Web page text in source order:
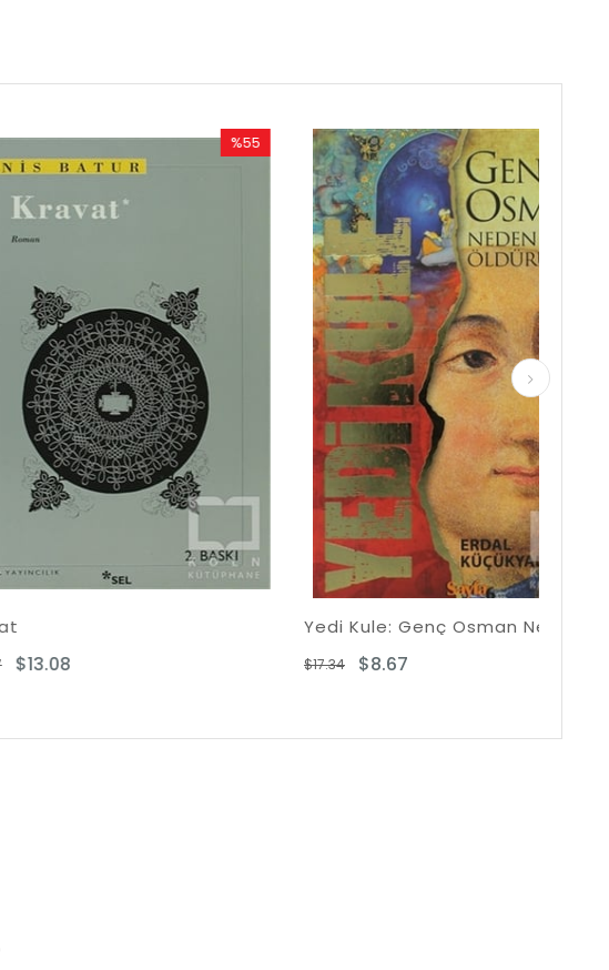
%55
İndirim
Yedi Kule: Genç Osman Neden Öldürüldü?
$8.67
%50
İndirim
%50İndirim